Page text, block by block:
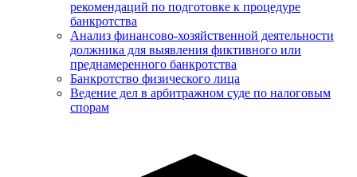
рекомендаций по подготовке к процедуре
банкротства
Анализ финансово-хозяйственной деятельности
должника для выявления фиктивного или
преднамеренного банкротства
Банкротство физического лица
Ведение дел в арбитражном суде по налоговым
спорам